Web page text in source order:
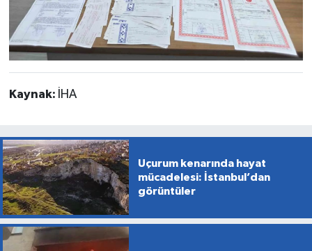
Kaynak: İHA
Uçurum kenarında hayat
mücadelesi: İstanbul’dan
görüntüler